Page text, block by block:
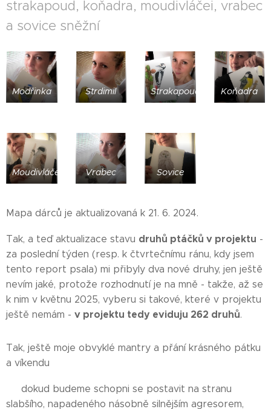
strakapoud, koňadra, moudivláčei, vrabec
a sovice sněžní ❤
Modřinka Strdimil Strakapoud Koňadra
Moudivláček Vrabec Sovice
Mapa dárců je aktualizovaná k 21. 6. 2024.
Tak, a teď aktualizace stavu druhů ptáčků v projektu -
za poslední týden (resp. k čtvrtečnímu ránu, kdy jsem
tento report psala) mi přibyly dva nové druhy, jen ještě
nevím jaké, protože rozhodnutí je na mně - takže, až se
k nim v květnu 2025, vyberu si takové, které v projektu
ještě nemám - v projektu tedy eviduju 262 druhů.
Tak, ještě moje obvyklé mantry a přání krásného pátku
a víkendu 🙏
❤️‍🔥 dokud budeme schopni se postavit na stranu
slabšího, napadeného násobně silnějším agresorem,